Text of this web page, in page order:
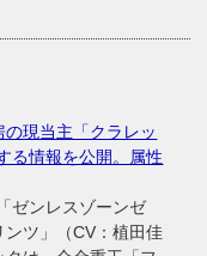
の現当主「クラレッ
る情報を公開。属性
ゼンレスゾーンゼ
ツ」（CV：植田佳